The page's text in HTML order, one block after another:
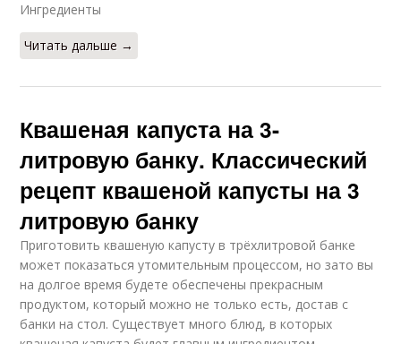
Ингредиенты
Читать дальше →
Квашеная капуста на 3-
литровую банку. Классический
рецепт квашеной капусты на 3
литровую банку
Приготовить квашеную капусту в трёхлитровой банке
может показаться утомительным процессом, но зато вы
на долгое время будете обеспечены прекрасным
продуктом, который можно не только есть, достав с
банки на стол. Существует много блюд, в которых